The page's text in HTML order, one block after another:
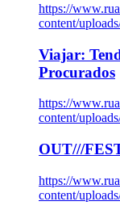
https://
content/
Viajar:
Procurados
https://
content/
OUT///
https://
content/